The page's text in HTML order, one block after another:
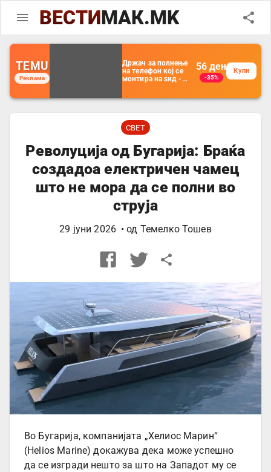
ВЕСТИМАК.MK
TEMU
Реклама
Држач за полнење
на телефон кој се
монтира на ѕид -
организатор за
далечински
управувач
56 ден
-35%
Купи
СВЕТ
Револуција од Бугарија: Браќа
создадоа електричен чамец
што не мора да се полни во
струја
29 јуни 2026 • од Темелко Тошев
Во Бугарија, компанијата „Хелиос Марин“
(Helios Marine) докажува дека може успешно
да се изгради нешто за што на Западот му се